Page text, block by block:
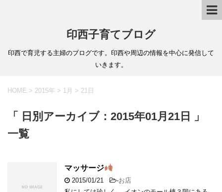
印西子育てブログ
印西で育児する主婦のブログです。印西や周辺の情報を中心に発信して
いきます。
HOME > 2015年 > 1月 > 21日
「 日別アーカイブ：2015年01月21日 」
一覧
マッサージ
2015/01/21 -お店